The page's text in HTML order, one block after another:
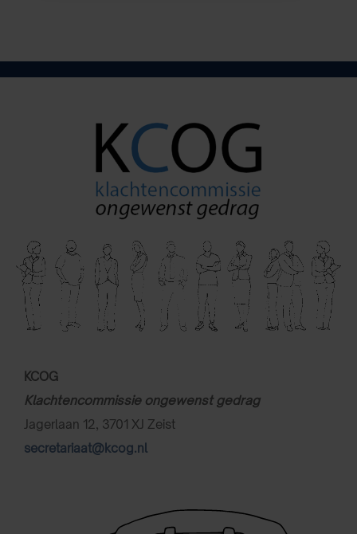
KCOG
Klachtencommissie ongewenst gedrag
Jagerlaan 12, 3701 XJ Zeist
secretariaat@kcog.nl